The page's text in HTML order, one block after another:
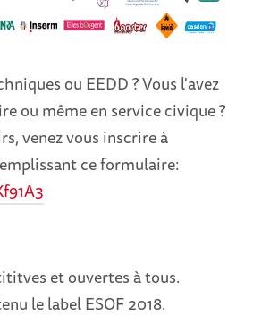
ou EEDD ? Vous l'avez
ou même en service civique ?
venez vous inscrire à
ce formulaire:
et ouvertes à tous.
le label ESOF 2018.